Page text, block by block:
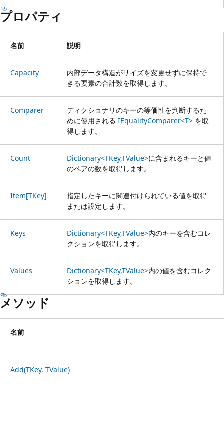
プロパティ
名前 説明
Capacity
内部データ構造がサイズを変更せずに保持で
きる要素の合計数を取得します。
Comparer
ディクショナリのキーの等価性を判断するた
めに使用される IEqualityComparer<T> を取
得します。
Count Dictionary<TKey,TValue>に含まれるキーと値
のペアの数を取得します。
Item[TKey]
指定したキーに関連付けられている値を取得
または設定します。
Keys Dictionary<TKey,TValue>内のキーを含むコレ
クションを取得します。
Values Dictionary<TKey,TValue>内の値を含むコレク
ションを取得します。
メソッド
名前
Add(TKey, TValue)